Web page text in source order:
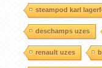
steampod karl
deschamps uzes
renault uzes